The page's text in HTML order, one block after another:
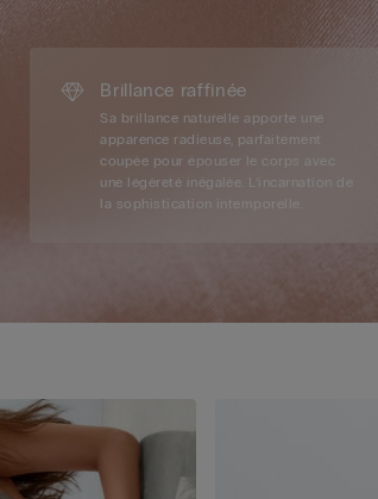
Brillance raffinée
Sa brillance naturelle apporte une
apparence radieuse, parfaitement
coupée pour épouser le corps avec
une légèreté inégalée. L’incarnation de
la sophistication intemporelle.